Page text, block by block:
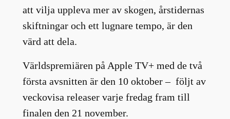
att vilja uppleva mer av skogen, årstidernas
skiftningar och ett lugnare tempo, är den
värd att dela.
Världspremiären på Apple TV+ med de två
första avsnitten är den 10 oktober – följt av
veckovisa releaser varje fredag ​​fram till
finalen den 21 november.